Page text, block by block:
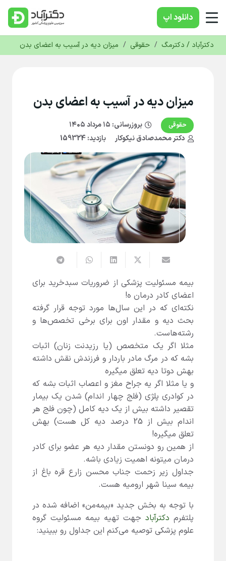
دانلود‌ اپ
دکترآباد / دکترمگ / حقوقی / میزان دیه در آسیب به اعضای بدن
میزان دیه در آسیب به اعضای بدن
حقوقی بروزرسانی:
دکتر محمدصادق نیکوکار
بازدید: 159324
بیمه مسئولیت پزشکی از ضروریات سبدخرید برای
اعضای کادر درمان ه!
نکته‌ای که در این سال‌ها مورد توجه قرار گرفته
بحث دیه و مقدار اون برای برخی تخصص‌ها و
رشته‌هاست.
مثلا اگر یک متخصص (یا رزیدنت زنان) اثبات
بشه که در مرگ مادر باردار و فرزندش نقش داشته
بهش دوتا دیه تعلق میگیره
و یا مثلا اگر یه جراح مغز و اعصاب اثبات بشه که
در کوادری پلژی (فلج چهار اندام) شدن یک بیمار
تقصیر داشته بیش از یک دیه کامل (چون فلج هر
اندام بیش از 25 درصد دیه کل هست) بهش
تعلق میگیره!
از همین رو دونستن مقدار دیه هر عضو برای کادر
درمان میتونه اهمیت زیادی باشه.
جداول زیر زحمت جناب محسن زارع قره باغ از
بیمه سینا شهر ارومیه هست.
با توجه به بخش جدید «بیمه‌من» اضافه شده در
پلتفرم دکترآباد جهت تهیه بیمه مسئولیت گروه
علوم پزشکی توصیه می‌کنم این جداول رو ببینید: